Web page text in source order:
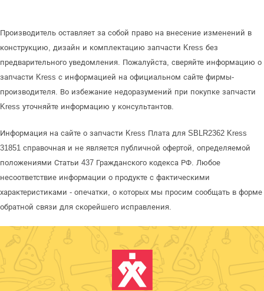
Производитель оставляет за собой право на внесение изменений в
конструкцию, дизайн и комплектацию запчасти Kress без
предварительного уведомления. Пожалуйста, сверяйте информацию о
запчасти Kress с информацией на официальном сайте фирмы-
производителя. Во избежание недоразумений при покупке запчасти
Kress уточняйте информацию у консультантов.
Информация на сайте о запчасти Kress Плата для SBLR2362 Kress
31851 справочная и не является публичной офертой, определяемой
положениями Статьи 437 Гражданского кодекса РФ. Любое
несоответствие информации о продукте с фактическими
характеристиками - опечатки, о которых мы просим сообщать в форме
обратной связи для скорейшего исправления.